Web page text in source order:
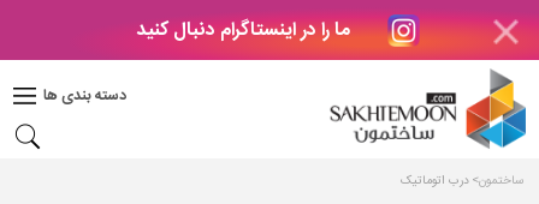
ما را در اینستاگرام دنبال کنید
دسته بندی ها
دکوراسیون
بتن
های
ساختمون درب اتوماتیک